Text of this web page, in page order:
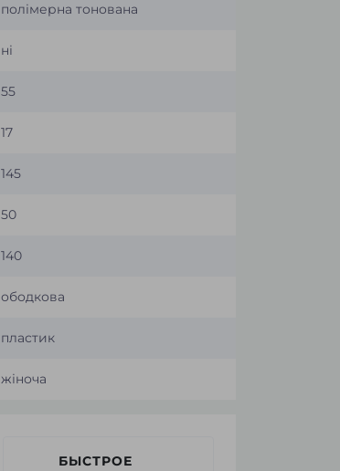
полімерна тонована
ні
55
17
145
50
140
ободкова
пластик
жіноча
БЫСТРОЕ